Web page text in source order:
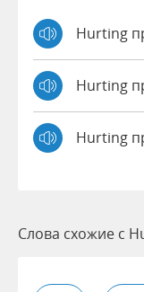
Hurting
Hurting
Hurting
Слова схожие с